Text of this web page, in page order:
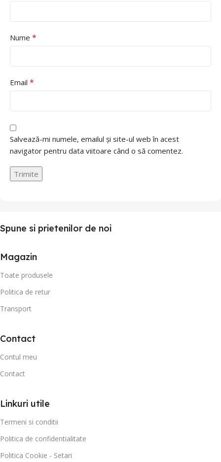
Nume *
Email *
Salvează-mi numele, emailul și site-ul web în acest
navigator pentru data viitoare când o să comentez.
Spune si prietenilor de noi
Magazin
Toate produsele
Politica de retur
Transport
Contact
Contul meu
Contact
Linkuri utile
Termeni si conditii
Politica de confidentialitate
Politica Cookie - Setari